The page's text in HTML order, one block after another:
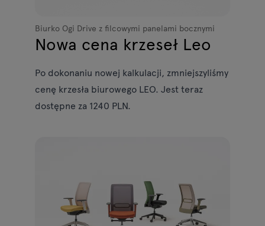
Biurko Ogi Drive z filcowymi panelami bocznymi
Nowa cena krzeseł Leo
Po dokonaniu nowej kalkulacji, zmniejszyliśmy
cenę krzesła biurowego LEO. Jest teraz
dostępne za 1240 PLN.